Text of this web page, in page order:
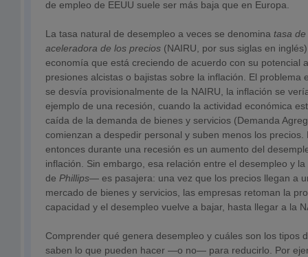
de empleo de EEUU suele ser más baja que en Europa.
La tasa natural de desempleo a veces se denomina tasa de
aceleradora de los precios (NAIRU, por sus siglas en
economía que está creciendo de acuerdo con su potencial
presiones alcistas o bajistas sobre la inflación. El problema
se desvía provisionalmente de la NAIRU, la inflación se
ejemplo de una recesión, cuando la actividad económica
caída de la demanda de bienes y servicios (Demanda
comienzan a despedir personal y suben menos los
entonces durante una recesión es un aumento del
inflación. Sin embargo, esa relación entre el desempleo y
de Phillips— es pasajera: una vez que los precios llegan a
mercado de bienes y servicios, las empresas retoman la
capacidad y el desempleo vuelve a bajar, hasta llegar a la
Comprender qué genera desempleo y cuáles son los tipos
saben lo que pueden hacer —o no— para reducirlo. Por